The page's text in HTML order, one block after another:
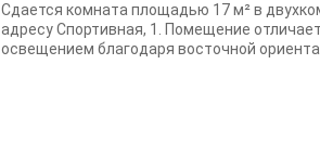
Сдается комната площадью 17 м² в
адресу Спортивная, 1. Помещение
освещением благодаря восточной